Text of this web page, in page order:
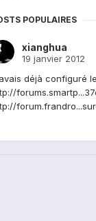
POPULAIRES
xianghua
19 janvier 2012
déjà configuré